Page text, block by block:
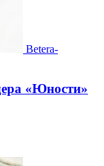
Betera-
«Юности»